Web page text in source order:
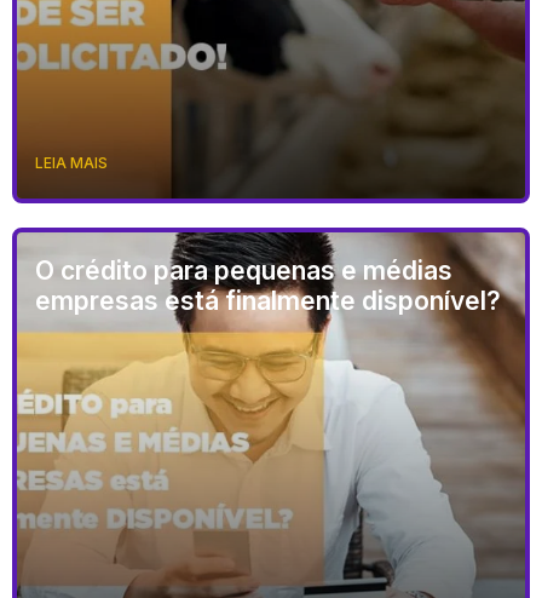
LEIA MAIS
O crédito para pequenas e médias
empresas está finalmente disponível?